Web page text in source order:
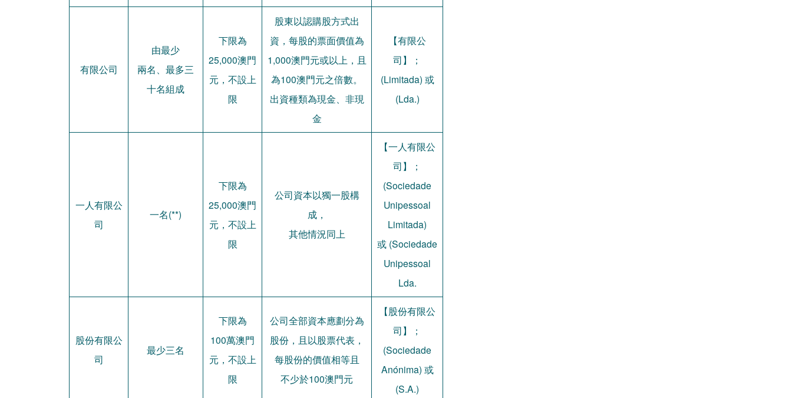
有限公司
由最少
兩名、最多三
十名組成
下限為
25,000澳門
元，不設上
限
股東以認購股方式出
資，每股的票面價值為
1,000澳門元或以上，且
為100澳門元之倍數。
出資種類為現金、非現
金
【有限公
司】；
(Limitada) 或
(Lda.)
一人有限公
司
一名(**)
下限為
25,000澳門
元，不設上
限
公司資本以獨一股構
成，
其他情況同上
【一人有限公
司】；
(Sociedade
Unipessoal
Limitada)
或 (Sociedade
Unipessoal
Lda.
股份有限公
司
最少三名
下限為
100萬澳門
元，不設上
限
公司全部資本應劃分為
股份，且以股票代表，
每股份的價值相等且
不少於100澳門元
【股份有限公
司】；
(Sociedade
Anónima) 或
(S.A.)